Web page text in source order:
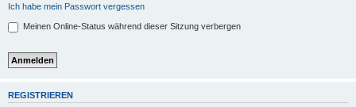
Ich habe mein Passwort vergessen
Meinen Online-Status während dieser Sitzung verbergen
REGISTRIEREN